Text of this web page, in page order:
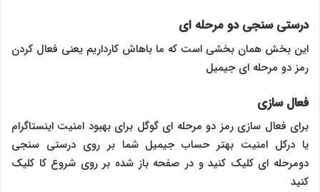
درستی سنجی دو مرحله ای
این بخش همان بخشی است که ما باهاش کارداریم یعنی فعال کردن
رمز دو مرحله ای جیمیل
فعال سازی
برای فعال سازی رمز دو مرحله ای گوگل برای بهبود امنیت اینستاگرام
یا درکل امنیت بهتر حساب جیمیل شما بر روی درستی سنجی
دومرحله ای کلیک کنید و در صفحه باز شده بر روی شروع کا کلیک
کنید